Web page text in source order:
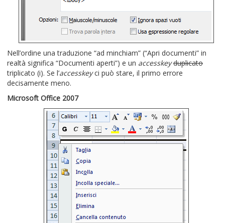
Nell’ordine una traduzione “ad minchiam” (“Apri documenti” in
realtà significa “Documenti aperti”) e un accesskey duplicato
triplicato (i). Se l’accesskeyci può stare, il primo errore
decisamente meno.
Microsoft Office 2007